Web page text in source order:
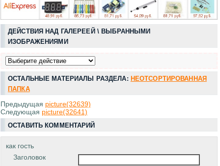
ДЕЙСТВИЯ НАД ГАЛЕРЕЕЙ \ ВЫБРАННЫМИ
ИЗОБРАЖЕНИЯМИ
ОСТАЛЬНЫЕ МАТЕРИАЛЫ РАЗДЕЛА: НЕОТСОРТИРОВАННАЯ
ПАПКА
Предыдущая picture(32639)
Следующая picture(32641)
ОСТАВИТЬ КОММЕНТАРИЙ
как гость
Заголовок